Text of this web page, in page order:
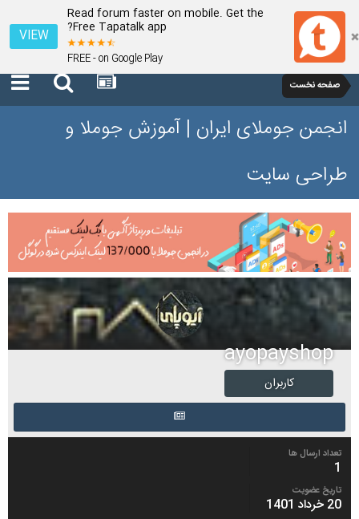
Read forum faster on mobile. Get the
Free Tapatalk app?
FREE - on Google Play
VIEW
صفحه نخست
انجمن جوملای ایران | آموزش جوملا و
طراحی سایت
ayopayshop
کاربران
تعداد ارسال ها
1
تاریخ عضویت
20 خرداد 1401